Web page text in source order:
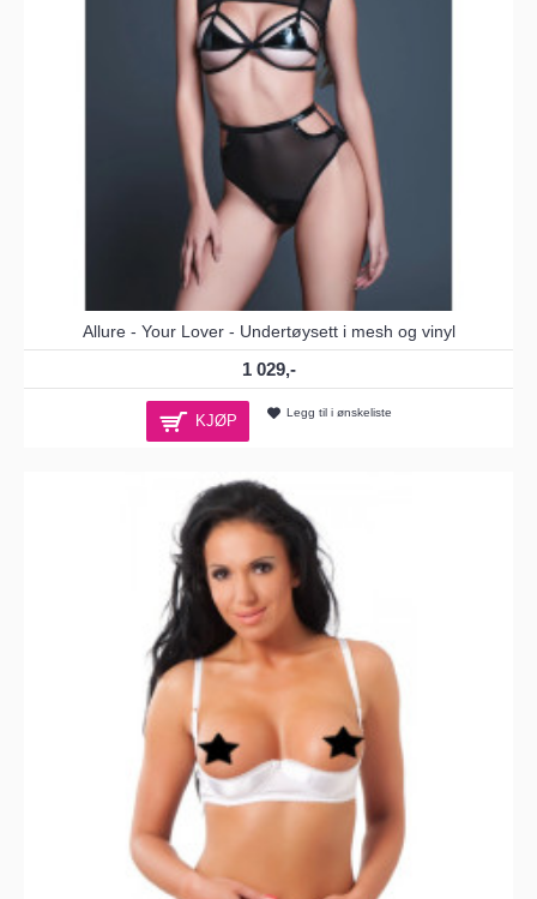
Allure - Your Lover - Undertøysett i mesh og vinyl
1 029,-
KJØP Legg til i ønskeliste